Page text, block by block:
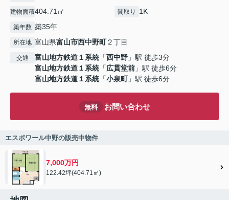
建物面積404.71㎡ 間取り 1K
築年数 築35年
所在地 富山県富山市西中野町２丁目
交通 富山地方鉄道１系統「西中野 」駅 徒歩3分
富山地方鉄道１系統「広貫堂前 」駅 徒歩6分
富山地方鉄道１系統「小泉町」駅 徒歩6分
無料 お問い合わせ
エスポワール中野の販売中物件
7,000万円
122.42坪(404.71㎡)